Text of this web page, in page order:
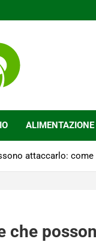
ALIMENTAZIONE
attaccarlo: come
che